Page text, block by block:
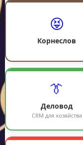
😝
Корнеслов
👔
Деловод
CRM для хозяйства